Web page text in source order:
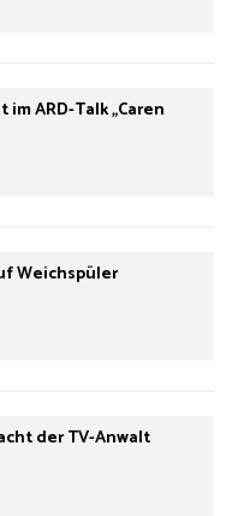
ARD-Talk „Caren
Weichspüler
der TV-Anwalt